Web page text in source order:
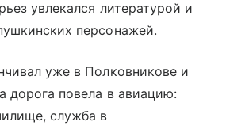
увлекался литературой и
персонажей.
уже в Полковникове и
дорога повела в авиацию:
служба в